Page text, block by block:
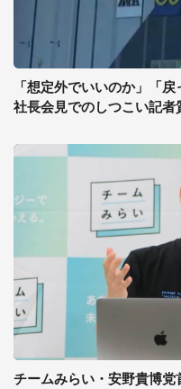
「想定外でいいのか」「
社長会見でのしつこい記者
チームみらい・安野貴博